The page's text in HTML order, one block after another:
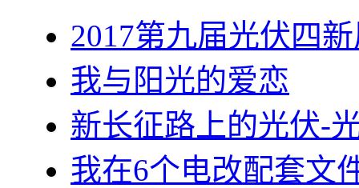
2017第九届光伏四
我与阳光的爱恋
新长征路上的光伏-
我在6个电改配套文